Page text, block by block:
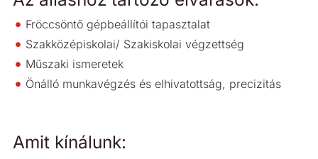
Fröccsöntő gépbeállítói tapasztalat
Szakközépiskolai/ Szakiskolai végzettség
Műszaki ismeretek
Önálló munkavégzés és elhivatottság, precizitás
Amit kínálunk: